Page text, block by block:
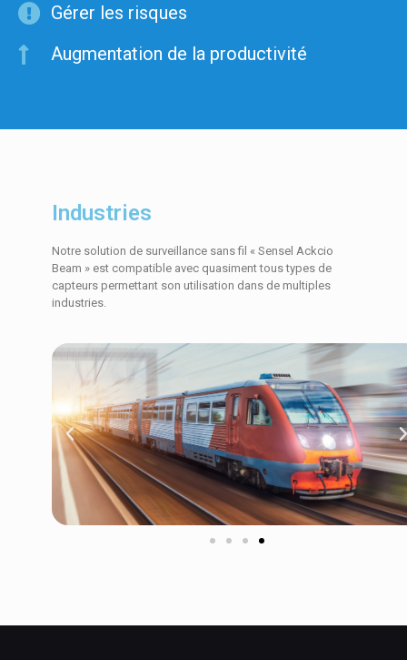
Gérer les risques
Augmentation de la productivité
Industries
Notre solution de surveillance sans fil « Sensel Ackcio
Beam » est compatible avec quasiment tous types de
capteurs permettant son utilisation dans de multiples
industries.